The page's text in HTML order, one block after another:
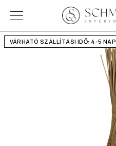
VÁRHATÓ SZÁLLÍTÁSI IDŐ: 4-5 NAP